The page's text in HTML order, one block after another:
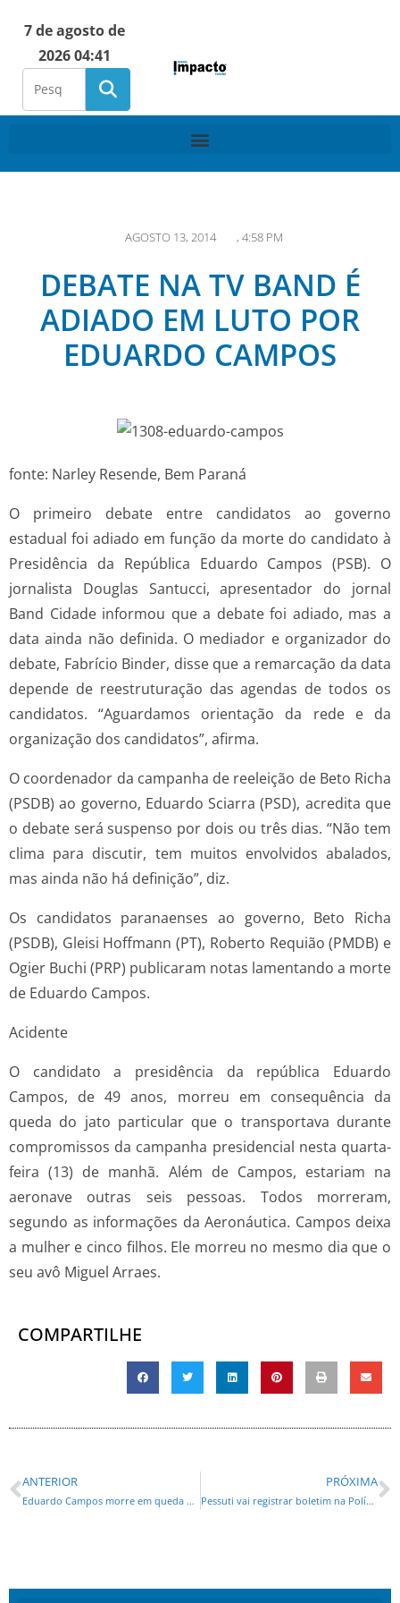
7 de agosto de
2026 04:41
AGOSTO 13, 2014 , 4:58 PM
DEBATE NA TV BAND É
ADIADO EM LUTO POR
EDUARDO CAMPOS
fonte: Narley Resende, Bem Paraná
O primeiro debate entre candidatos ao governo
estadual foi adiado em função da morte do candidato à
Presidência da República Eduardo Campos (PSB). O
jornalista Douglas Santucci, apresentador do jornal
Band Cidade informou que a debate foi adiado, mas a
data ainda não definida. O mediador e organizador do
debate, Fabrício Binder, disse que a remarcação da data
depende de reestruturação das agendas de todos os
candidatos. “Aguardamos orientação da rede e da
organização dos candidatos”, afirma.
O coordenador da campanha de reeleição de Beto Richa
(PSDB) ao governo, Eduardo Sciarra (PSD), acredita que
o debate será suspenso por dois ou três dias. “Não tem
clima para discutir, tem muitos envolvidos abalados,
mas ainda não há definição”, diz.
Os candidatos paranaenses ao governo, Beto Richa
(PSDB), Gleisi Hoffmann (PT), Roberto Requião (PMDB) e
Ogier Buchi (PRP) publicaram notas lamentando a morte
de Eduardo Campos.
Acidente
O candidato a presidência da república Eduardo
Campos, de 49 anos, morreu em consequência da
queda do jato particular que o transportava durante
compromissos da campanha presidencial nesta quarta-
feira (13) de manhã. Além de Campos, estariam na
aeronave outras seis pessoas. Todos morreram,
segundo as informações da Aeronáutica. Campos deixa
a mulher e cinco filhos. Ele morreu no mesmo dia que o
seu avô Miguel Arraes.
COMPARTILHE
ANTERIOR
Eduardo Campos morre em queda de avião em Santos
PRÓXIMA
Pessuti vai registrar boletim na Polícia contra invasão de Requião na sede do PMDB